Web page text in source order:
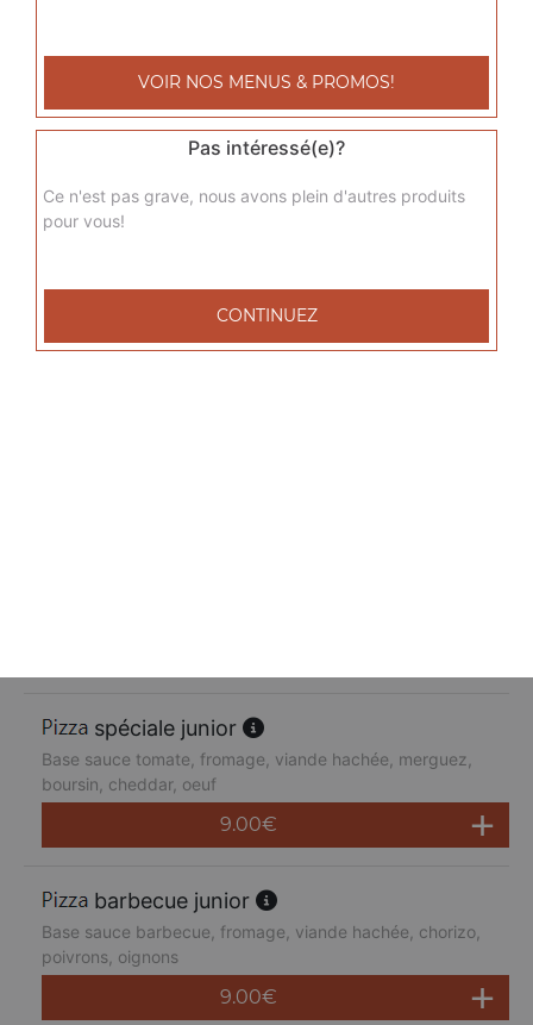
oignons, chèvre
9.00€
del grec junior
9.00€
spéciale junior
Base sauce tomate, fromage, viande hachée, merguez,
boursin, cheddar, oeuf
9.00€
barbecue junior
Base sauce barbecue, fromage, viande hachée, chorizo,
poivrons, oignons
9.00€
VOIR NOS MENUS & PROMOS!
Pas intéressé(e)?
Ce n'est pas grave, nous avons plein d'autres produits
pour vous!
CONTINUEZ